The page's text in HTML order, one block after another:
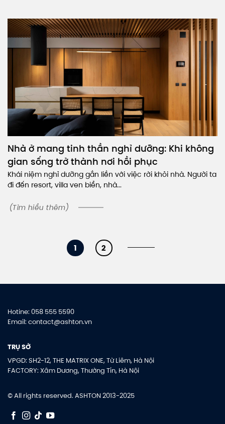
Nhà ở mang tinh thần nghỉ dưỡng: Khi không
gian sống trở thành nơi hồi phục
Khái niệm nghỉ dưỡng gắn liền với việc rời khỏi nhà. Người ta
đi đến resort, villa ven biển, nhà...
(Tìm hiểu thêm)
1 2
Hotine: 058 555 5590
Email: contact@ashton.vn
TRỤ SỞ
VPGD: SH2-12, THE MATRIX ONE, Từ Liêm, Hà Nội
FACTORY: Xâm Dương, Thường Tín, Hà Nội
© All rights reserved. ASHTON 2013-2025